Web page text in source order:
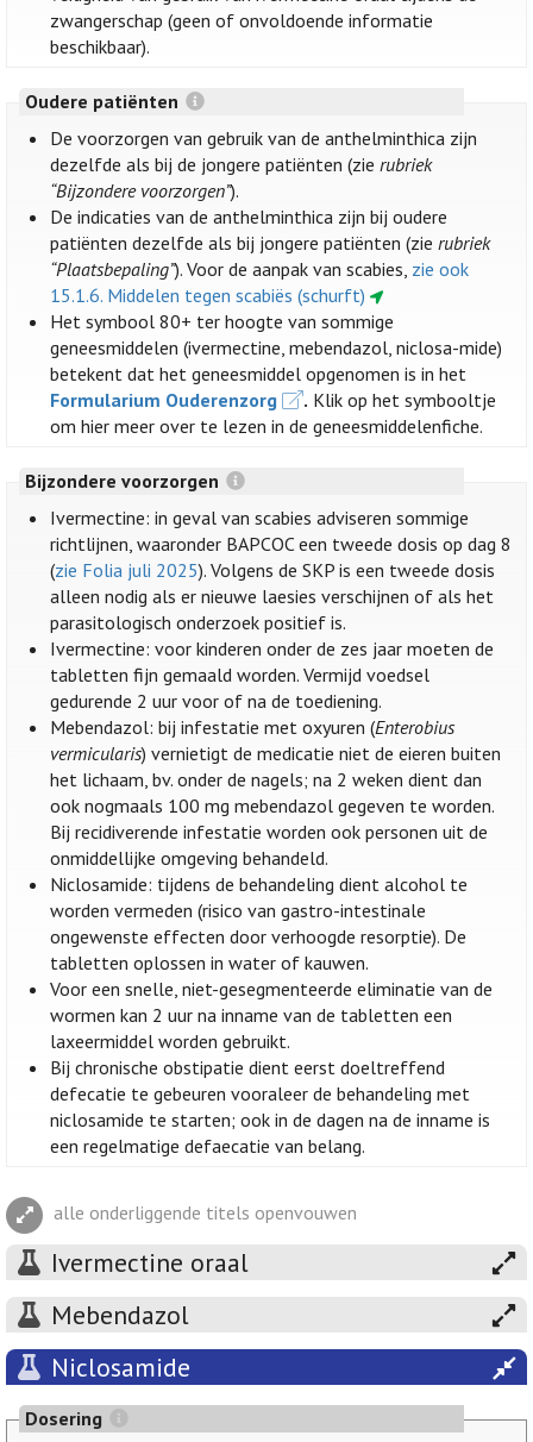
zwangerschap (geen of onvoldoende informatie
beschikbaar).
Oudere patiënten
De voorzorgen van gebruik van de anthelminthica zijn
dezelfde als bij de jongere patiënten (zierubriek
“Bijzondere voorzorgen”).
De indicaties van de anthelminthica zijn bij oudere
patiënten dezelfde als bij jongere patiënten (zierubriek
“Plaatsbepaling”). Voor de aanpak van scabies, zie ook
15.1.6. Middelen tegen scabiës (schurft)
Het symbool 80+ ter hoogte van sommige
geneesmiddelen (ivermectine, mebendazol, niclosa-mide)
betekent dat het geneesmiddel opgenomen is in het
Formularium Ouderenzorg
. Klik op het symbooltje
om hier meer over te lezen in de geneesmiddelenfiche.
Bijzondere voorzorgen
Ivermectine: in geval van scabies adviseren sommige
richtlijnen, waaronder BAPCOC een tweede dosis op dag 8
(zie Folia juli 2025). Volgens de SKP is een tweede dosis
alleen nodig als er nieuwe laesies verschijnen of als het
parasitologisch onderzoek positief is.
Ivermectine: voor kinderen onder de zes jaar moeten de
tabletten fijn gemaald worden. Vermijd voedsel
gedurende 2 uur voor of na de toediening.
Mebendazol: bij infestatie met oxyuren (Enterobius
vermicularis) vernietigt de medicatie niet de eieren buiten
het lichaam, bv. onder de nagels; na 2 weken dient dan
ook nogmaals 100 mg mebendazol gegeven te worden.
Bij recidiverende infestatie worden ook personen uit de
onmiddellijke omgeving behandeld.
Niclosamide: tijdens de behandeling dient alcohol te
worden vermeden (risico van gastro-intestinale
ongewenste effecten door verhoogde resorptie). De
tabletten oplossen in water of kauwen.
Voor een snelle, niet-gesegmenteerde eliminatie van de
wormen kan 2 uur na inname van de tabletten een
laxeermiddel worden gebruikt.
Bij chronische obstipatie dient eerst doeltreffend
defecatie te gebeuren vooraleer de behandeling met
niclosamide te starten; ook in de dagen na de inname is
een regelmatige defaecatie van belang.
alle onderliggende titels openvouwen
Ivermectine oraal
Mebendazol
Niclosamide
Dosering